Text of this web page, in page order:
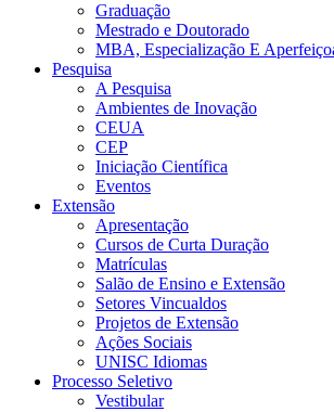
Graduação
Mestrado e Doutorado
MBA, Especialização E
Pesquisa
A Pesquisa
Ambientes de Inovação
CEUA
CEP
Iniciação Científica
Eventos
Extensão
Apresentação
Cursos de Curta Duração
Matrículas
Salão de Ensino e Extensão
Setores Vincualdos
Projetos de Extensão
Ações Sociais
UNISC Idiomas
Processo Seletivo
Vestibular